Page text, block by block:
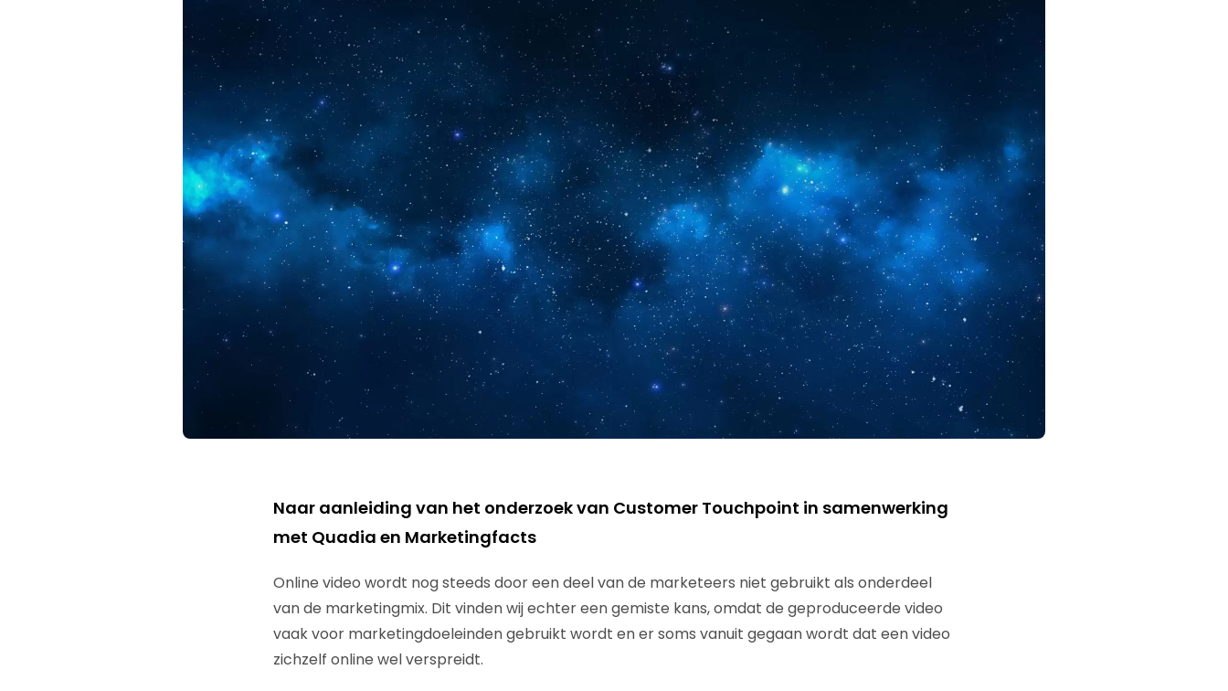
Naar aanleiding van het onderzoek van Customer Touchpoint in samenwerking
met Quadia en Marketingfacts
Online video wordt nog steeds door een deel van de marketeers niet gebruikt als onderdeel
van de marketingmix. Dit vinden wij echter een gemiste kans, omdat de geproduceerde video
vaak voor marketingdoeleinden gebruikt wordt en er soms vanuit gegaan wordt dat een video
zichzelf online wel verspreidt.